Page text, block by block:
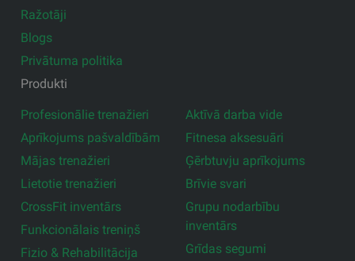
Ražotāji
Blogs
Privātuma politika
Produkti
Profesionālie trenažieri
Aprīkojums pašvaldībām
Mājas trenažieri
Lietotie trenažieri
CrossFit inventārs
Funkcionālais treniņš
Fizio & Rehabilitācija
Aktīvā darba vide
Fitnesa aksesuāri
Ģērbtuvju aprīkojums
Brīvie svari
Grupu nodarbību
inventārs
Grīdas segumi